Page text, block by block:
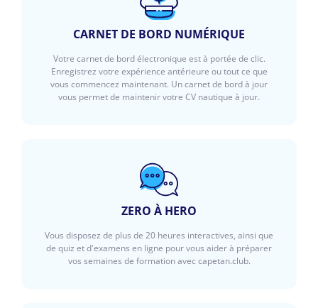
CARNET DE BORD NUMÉRIQUE
Votre carnet de bord électronique est à portée de clic.
Enregistrez votre expérience antérieure ou tout ce que
vous commencez maintenant. Un carnet de bord à jour
vous permet de maintenir votre CV nautique à jour.
ZERO À HERO
Vous disposez de plus de 20 heures interactives, ainsi que
de quiz et d'examens en ligne pour vous aider à préparer
vos semaines de formation avec capetan.club.